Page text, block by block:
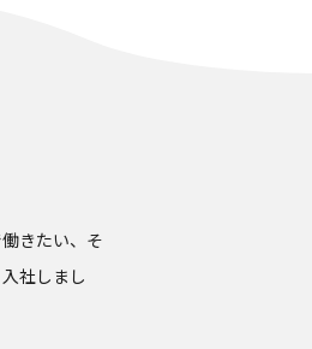
きたい、そ
社しまし